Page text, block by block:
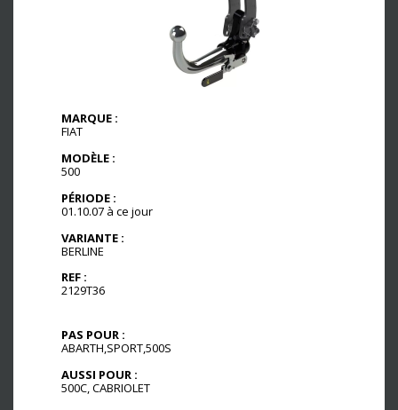
MARQUE :
FIAT
MODÈLE :
500
PÉRIODE :
01.10.07 à ce jour
VARIANTE :
BERLINE
REF :
2129T36
PAS POUR :
ABARTH,SPORT,500S
AUSSI POUR :
500C, CABRIOLET